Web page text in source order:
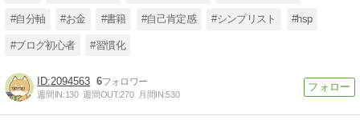
#自分軸 #お金 #書籍 #自己肯定感 #シンプリスト #hsp
#ブログ初心者 #習慣化
2094563 6
週間IN:130 週間OUT:270 月間IN:530